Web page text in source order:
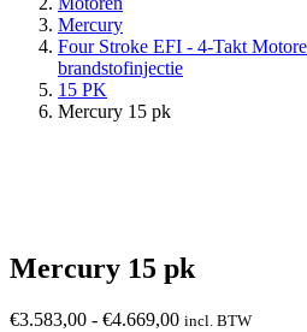
Mercury
Four Stroke EFI - 4-Takt
brandstofinjectie
15 PK
Mercury 15 pk
Mercury 15 pk
€3.583,00 - €4.669,00Prijsklasse:
incl. BTW